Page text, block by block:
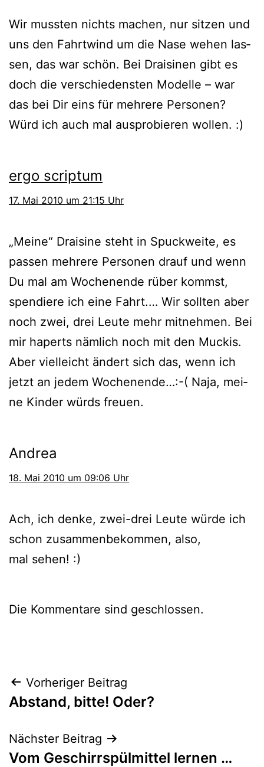
Wir muss­ten nichts machen, nur sit­zen und
uns den Fahrtwind um die Nase wehen las­
sen, das war schön. Bei Draisinen gibt es
doch die ver­schie­dens­ten Modelle – war
das bei Dir eins für meh­re­re Personen?
Würd ich auch mal aus­pro­bie­ren wollen. :)
ergo scriptum
17. Mai 2010 um 21:15 Uhr
„Meine“ Draisine steht in Spuckweite, es
pas­sen meh­re­re Personen drauf und wenn
Du mal am Wochenende rüber kommst,
spen­die­re ich eine Fahrt.… Wir soll­ten aber
noch zwei, drei Leute mehr mit­neh­men. Bei
mir haperts näm­lich noch mit den Muckis.
Aber viel­leicht ändert sich das, wenn ich
jetzt an jedem Wochenende…:-( Naja, mei­
ne Kinder würds freuen.
Andrea
18. Mai 2010 um 09:06 Uhr
Ach, ich den­ke, zwei-drei Leute wür­de ich
schon zusam­men­be­kom­men, also,
mal sehen! :)
Die Kommentare sind geschlossen.
Beitragsnavigation
Vorheriger Beitrag
Abstand, bitte! Oder?
Nächster Beitrag
Vom Geschirrspülmittel lernen …